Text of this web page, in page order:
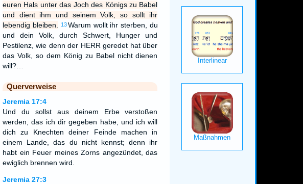
euren Hals unter das Joch des Königs zu Babel
und dient ihm und seinem Volk, so sollt ihr
lebendig bleiben.
13Warum wollt ihr sterben, du
und dein Volk, durch Schwert, Hunger und
Pestilenz, wie denn der HERR geredet hat über
das Volk, so dem König zu Babel nicht dienen
will?…
Querverweise
Jeremia 17:4
Und du sollst aus deinem Erbe verstoßen
werden, das ich dir gegeben habe, und ich will
dich zu Knechten deiner Feinde machen in
einem Lande, das du nicht kennst; denn ihr
habt ein Feuer meines Zorns angezündet, das
ewiglich brennen wird.
Jeremia 27:3